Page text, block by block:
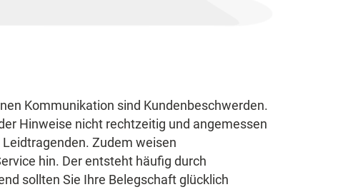
Kommunikation sind Kundenbeschwerden.
Hinweise nicht rechtzeitig und angemessen
Zudem weisen
hin. Der entsteht häufig durch
sollten Sie Ihre Belegschaft glücklich